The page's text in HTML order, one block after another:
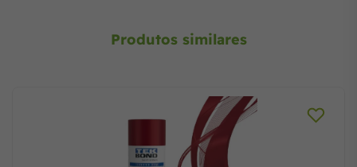
Produtos similares